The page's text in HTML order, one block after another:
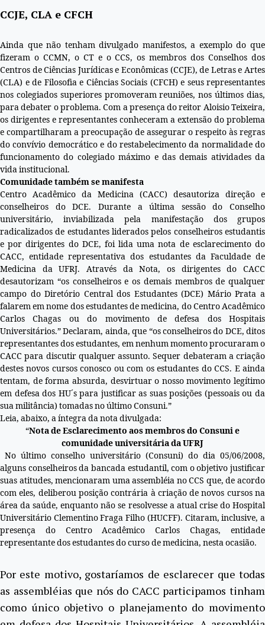
CCJE, CLA e CFCH
Ainda que não tenham divulgado manifestos, a exemplo do que
fizeram o CCMN, o CT e o CCS, os membros dos Conselhos dos
Centros de Ciências Jurídicas e Econômicas (CCJE), de Letras e Artes
(CLA) e de Filosofia e Ciências Sociais (CFCH) e seus representantes
nos colegiados superiores promoveram reuniões, nos últimos dias,
para debater o problema. Com a presença do reitor Aloisio Teixeira,
os dirigentes e representantes conheceram a extensão do problema
e compartilharam a preocupação de assegurar o respeito às regras
do convívio democrático e do restabelecimento da normalidade do
funcionamento do colegiado máximo e das demais atividades da
vida institucional.
Comunidade também se manifesta
Centro Acadêmico da Medicina (CACC) desautoriza direção e
conselheiros do DCE. Durante a última sessão do Conselho
universitário, inviabilizada pela manifestação dos grupos
radicalizados de estudantes liderados pelos conselheiros estudantis
e por dirigentes do DCE, foi lida uma nota de esclarecimento do
CACC, entidade representativa dos estudantes da Faculdade de
Medicina da UFRJ. Através da Nota, os dirigentes do CACC
desautorizam “os conselheiros e os demais membros de qualquer
campo do Diretório Central dos Estudantes (DCE) Mário Prata a
falarem em nome dos estudantes de medicina, do Centro Acadêmico
Carlos Chagas ou do movimento de defesa dos Hospitais
Universitários.” Declaram, ainda, que “os conselheiros do DCE, ditos
representantes dos estudantes, em nenhum momento procuraram o
CACC para discutir qualquer assunto. Sequer debateram a criação
destes novos cursos conosco ou com os estudantes do CCS. E ainda
tentam, de forma absurda, desvirtuar o nosso movimento legítimo
em defesa dos HU´s para justificar as suas posições (pessoais ou da
sua militância) tomadas no último Consuni.”
Leia, abaixo, a íntegra da nota divulgada:
“Nota de Esclarecimento aos membros do Consuni e
comunidade universitária da UFRJ
No último conselho universitário (Consuni) do dia 05/06/2008,
alguns conselheiros da bancada estudantil, com o objetivo justificar
suas atitudes, mencionaram uma assembléia no CCS que, de acordo
com eles, deliberou posição contrária à criação de novos cursos na
área da saúde, enquanto não se resolvesse a atual crise do Hospital
Universitário Clementino Fraga Filho (HUCFF). Citaram, inclusive, a
presença do Centro Acadêmico Carlos Chagas, entidade
representante dos estudantes do curso de medicina, nesta ocasião.
Por este motivo, gostaríamos de esclarecer que todas
as assembléias que nós do CACC participamos tinham
como único objetivo o planejamento do movimento